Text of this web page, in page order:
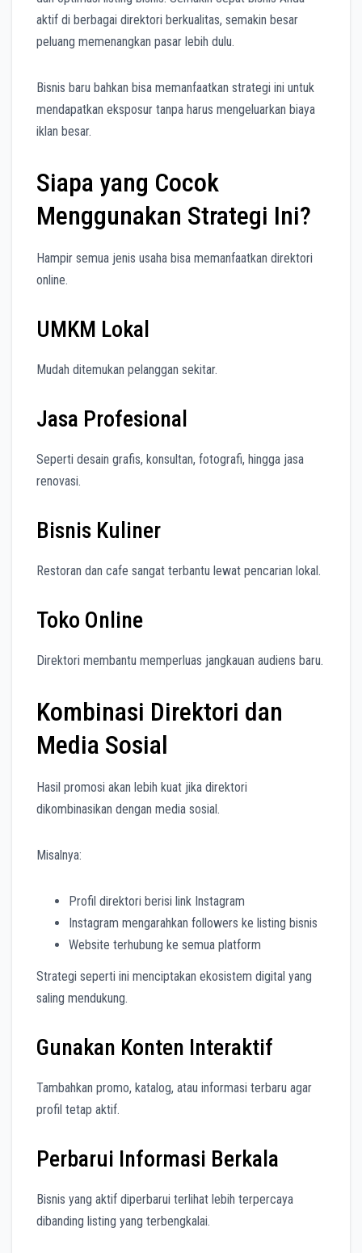
aktif di berbagai direktori berkualitas, semakin besar
peluang memenangkan pasar lebih dulu.
Bisnis baru bahkan bisa memanfaatkan strategi ini untuk
mendapatkan eksposur tanpa harus mengeluarkan biaya
iklan besar.
Siapa yang Cocok
Menggunakan Strategi Ini?
Hampir semua jenis usaha bisa memanfaatkan direktori
online.
UMKM Lokal
Mudah ditemukan pelanggan sekitar.
Jasa Profesional
Seperti desain grafis, konsultan, fotografi, hingga jasa
renovasi.
Bisnis Kuliner
Restoran dan cafe sangat terbantu lewat pencarian lokal.
Toko Online
Direktori membantu memperluas jangkauan audiens baru.
Kombinasi Direktori dan
Media Sosial
Hasil promosi akan lebih kuat jika direktori
dikombinasikan dengan media sosial.
Misalnya:
Profil direktori berisi link Instagram
Instagram mengarahkan followers ke listing bisnis
Website terhubung ke semua platform
Strategi seperti ini menciptakan ekosistem digital yang
saling mendukung.
Gunakan Konten Interaktif
Tambahkan promo, katalog, atau informasi terbaru agar
profil tetap aktif.
Perbarui Informasi Berkala
Bisnis yang aktif diperbarui terlihat lebih terpercaya
dibanding listing yang terbengkalai.